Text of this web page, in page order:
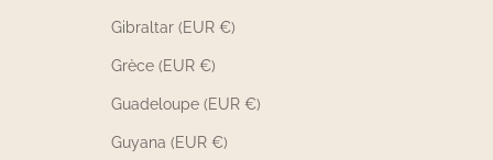
Gibraltar (EUR €)
Grèce (EUR €)
Guadeloupe (EUR €)
Guyana (EUR €)